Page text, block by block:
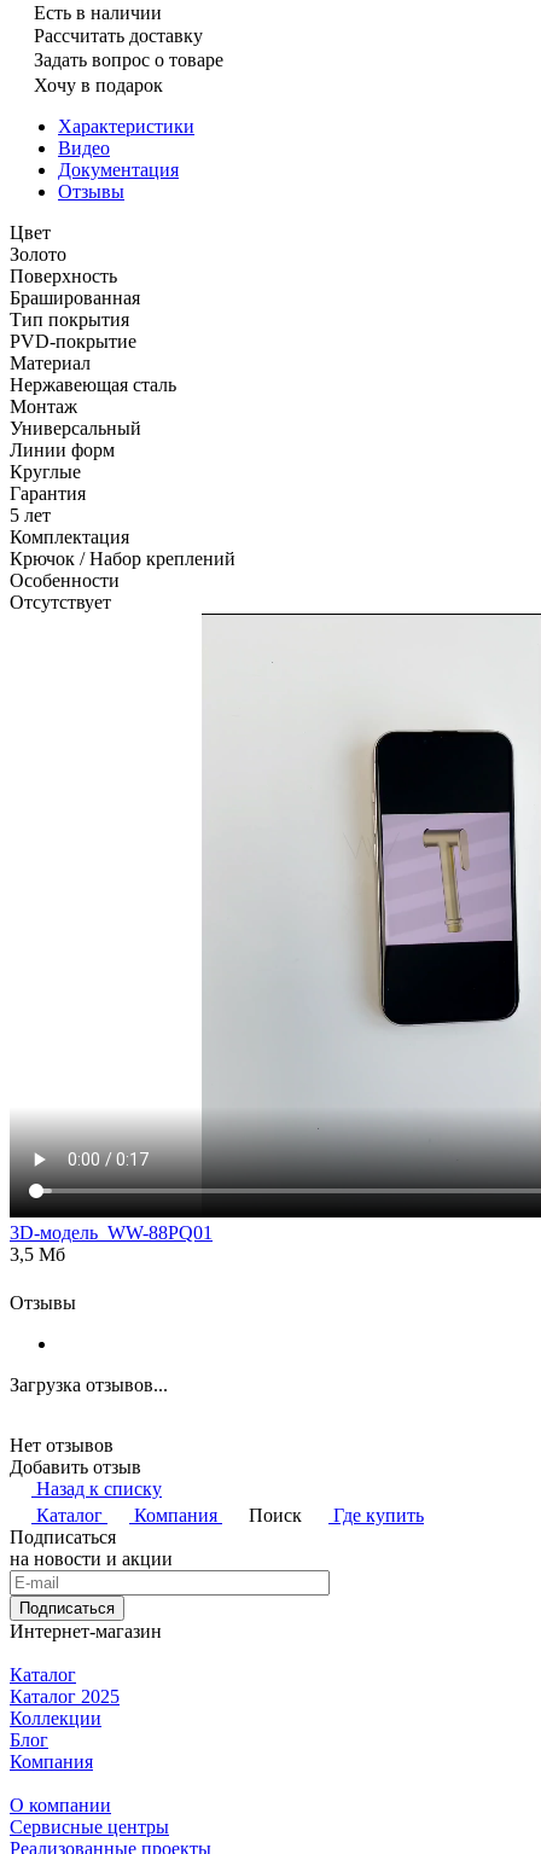
Есть в наличии
Рассчитать доставку
Задать вопрос о товаре
Хочу в подарок
Характеристики
Видео
Документация
Отзывы
Цвет
Золото
Поверхность
Брашированная
Тип покрытия
PVD-покрытие
Материал
Нержавеющая сталь
Монтаж
Универсальный
Линии форм
Круглые
Гарантия
5 лет
Комплектация
Крючок / Набор креплений
Особенности
Отсутствует
3D-модель_WW-88PQ01
3,5 Мб
Отзывы
Загрузка отзывов...
Нет отзывов
Добавить отзыв
Назад к списку
Каталог
Компания Поиск
Где купить
Подписаться
на новости и акции
Подписаться
Интернет-магазин
Каталог
Каталог 2025
Коллекции
Блог
Компания
О компании
Сервисные центры
Реализованные проекты